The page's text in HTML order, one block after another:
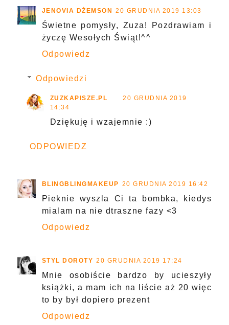
JENOVIA DŻEMSON 20 GRUDNIA 2019 13:03
Świetne pomysły, Zuza! Pozdrawiam i
życzę Wesołych Świąt!^^
Odpowiedz
Odpowiedzi
ZUZKAPISZE.PL
20 GRUDNIA 2019
14:34
Dziękuję i wzajemnie :)
ODPOWIEDZ
BLINGBLINGMAKEUP 20 GRUDNIA 2019 16:42
Pieknie wyszla Ci ta bombka, kiedys
mialam na nie dtraszne fazy <3
Odpowiedz
STYL DOROTY 20 GRUDNIA 2019 17:24
Mnie osobiście bardzo by ucieszyły
książki, a mam ich na liście aż 20 więc
to by był dopiero prezent
Odpowiedz